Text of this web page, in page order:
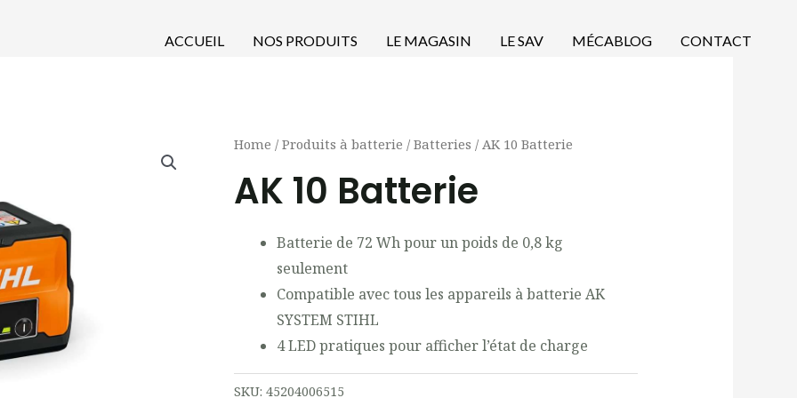
ACCUEIL NOS PRODUITS LE MAGASIN LE SAV MÉCABLOG CONTACT
Home /Produits à batterie /Batteries / AK 10 Batterie
AK 10 Batterie
Batterie de 72 Wh pour un poids de 0,8 kg
seulement
Compatible avec tous les appareils à batterie AK
SYSTEM STIHL
4 LED pratiques pour afficher l’état de charge
SKU:45204006515